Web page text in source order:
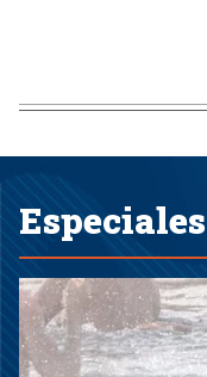
Especiales